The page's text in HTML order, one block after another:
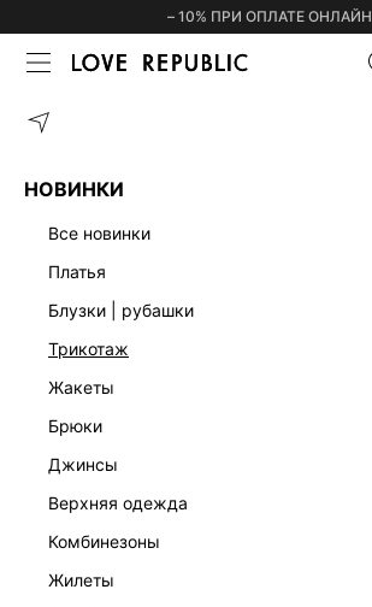
– 10% ПРИ ОПЛАТЕ ОНЛАЙН
НОВИНКИ
все новинки
платья
блузки | рубашки
трикотаж
жакеты
брюки
джинсы
верхняя одежда
комбинезоны
жилеты
ГЛАВНАЯ